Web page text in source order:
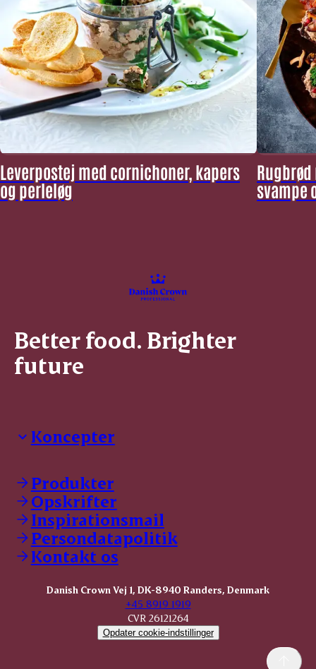
Leverpostej med cornichoner, kapers
og perleløg
svampe
Better food. Brighter
future
Koncepter
Dyrbar
GØL
Tulip
Friland
Dansk Kødkvæg
STOLT
Dansk Kalv
KOMBI Hak
Produkter
Opskrifter
Inspirationsmail
Persondatapolitik
Kontakt os
Danish Crown Vej 1, DK-8940 Randers, Denmark
+45 8919 1919
CVR 26121264
Opdater cookie-indstillinger